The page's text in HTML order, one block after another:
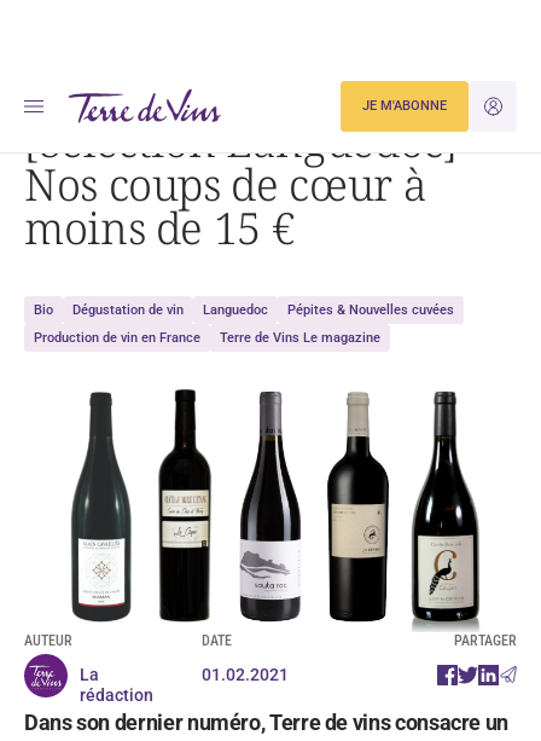
JE
JE M'ABONNE
Accueil Dégustation [Sélection Languedoc] Nos coups de cœur à moins de 15 €
[Sélection Languedoc]
Nos coups de cœur à
moins de 15 €
Bio Dégustation de vin Languedoc
Pépites & Nouvelles cuvées
Production de vin en France
Terre de Vins Le magazine
AUTEUR
La
rédaction
DATE
01.02.2021
PARTAGER
Dans son dernier numéro, Terre de vins consacre un